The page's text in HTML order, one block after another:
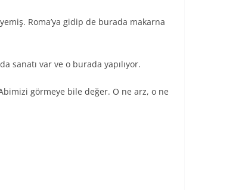
Roma’ya gidip de burada makarna
sanatı var ve o burada yapılıyor.
görmeye bile değer. O ne arz, o ne